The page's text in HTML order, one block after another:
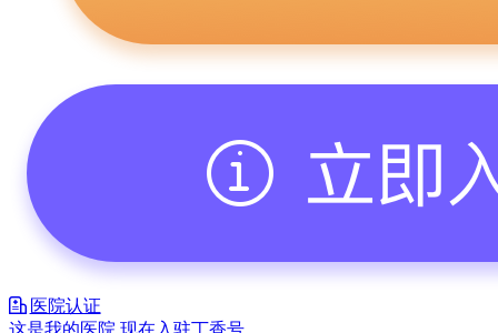
医院认证
这是我的医院 现在入驻丁香号